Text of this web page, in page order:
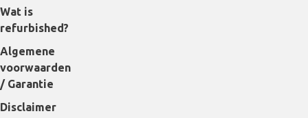
Wat is
refurbished?
Algemene
voorwaarden
/ Garantie
Disclaimer